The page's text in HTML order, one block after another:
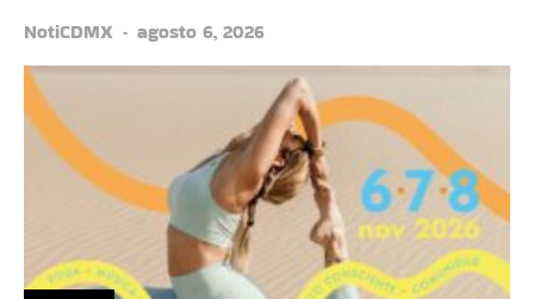
NotiCDMX
agosto 6, 2026